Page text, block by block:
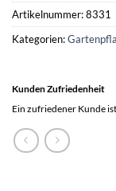
Artikelnummer:8331
Kategorien:
Kunden Zufriedenheit
Ein zufriedener Kunde